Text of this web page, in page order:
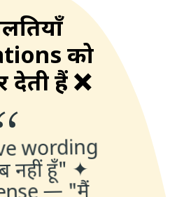
wording
नहीं हूँ" ✦
को
हैं ❌